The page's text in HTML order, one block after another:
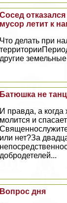
Сосед отказался
мусор летит к
Что делать при
другие земельные
Батюшка не
И правда, а когда
молится и
или нет?За
добродетелей...
Вопрос дня